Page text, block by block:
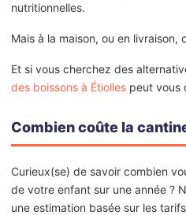
nutritionnelles.
Mais à la maison, ou en livraison,
Et si vous cherchez des
des boissons à Étiolles peut vous
Combien coûte la
Curieux(se) de savoir combien
de votre enfant sur une année ?
une estimation basée sur les